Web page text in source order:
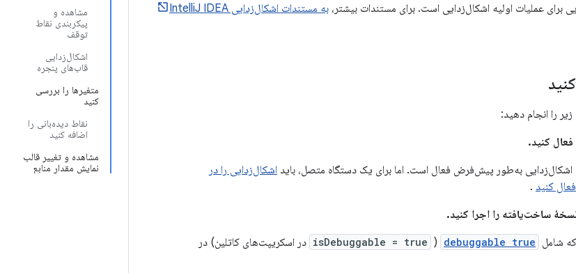
مشاهده و
پیکربندی نقاط
توقف
اشکال‌زدایی
قاب‌های پنجره
متغیرها را بررسی
کنید
نقاط دیده‌بانی را
اضافه کنید
مشاهده و تغییر قالب
نمایش مقدار منابع
عملیات اولیه اشکال‌زدایی است. برای مستندات بیشتر، به مستندات اشکال‌زدایی IntelliJ IDEA
را انجام دهید:
کنید.
اشکال‌زدایی به‌طور پیش‌فرض فعال است. اما برای یک دستگاه متصل، باید اشکال‌زدایی را در
کنید .
ساخت‌یافته را اجرا کنید.
شامل debuggable true
(
isDebuggable = true در اسکریپت‌های کاتلین) در